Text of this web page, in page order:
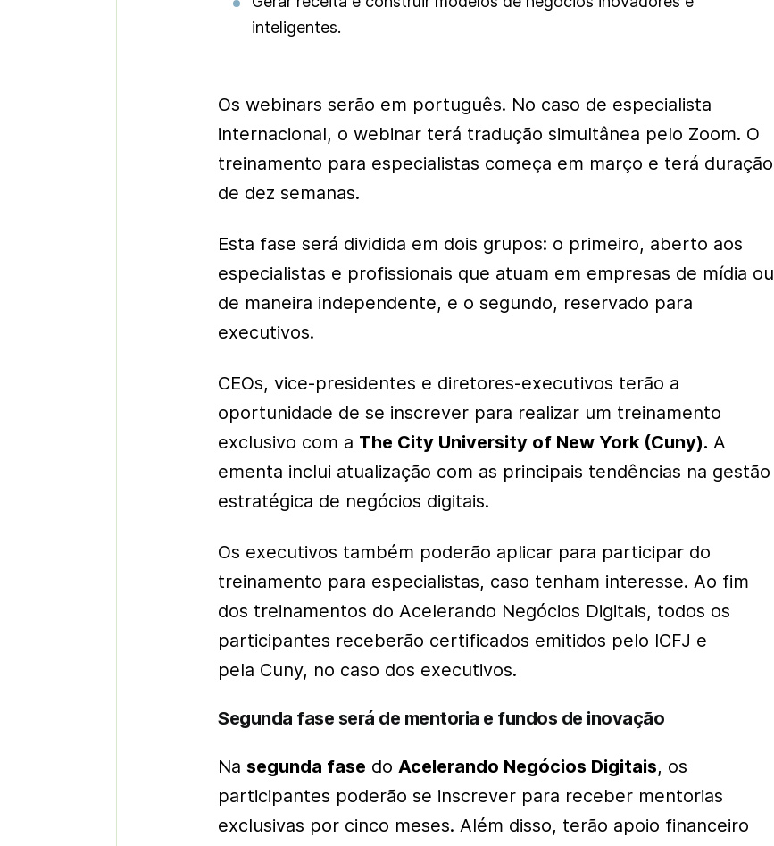
inteligentes.
Os webinars serão em português. No caso de especialista
internacional, o webinar terá tradução simultânea pelo Zoom. O
treinamento para especialistas começa em março e terá duração
de dez semanas.
Esta fase será dividida em dois grupos: o primeiro, aberto aos
especialistas e profissionais que atuam em empresas de mídia ou
de maneira independente, e o segundo, reservado para
executivos.
CEOs, vice-presidentes e diretores-executivos terão a
oportunidade de se inscrever para realizar um treinamento
exclusivo com a The City University of New York (Cuny). A
ementa inclui atualização com as principais tendências na gestão
estratégica de negócios digitais.
Os executivos também poderão aplicar para participar do
treinamento para especialistas, caso tenham interesse. Ao fim
dos treinamentos do Acelerando Negócios Digitais, todos os
participantes receberão certificados emitidos pelo ICFJ e
pela Cuny, no caso dos executivos.
Segunda fase será de mentoria e fundos de inovação
Na segunda fase doAcelerando Negócios Digitais, os
participantes poderão se inscrever para receber mentorias
exclusivas por cinco meses. Além disso, terão apoio financeiro